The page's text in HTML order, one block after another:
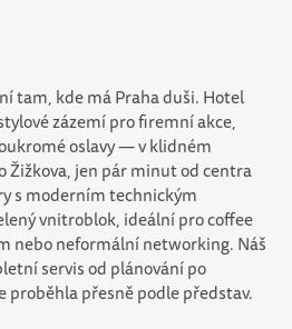
tam, kde má Praha duši. Hotel
zázemí pro firemní akce,
oslavy — v klidném
jen pár minut od centra
s moderním technickým
vnitroblok, ideální pro coffee
nebo neformální networking. Náš
servis od plánování po
proběhla přesně podle představ.